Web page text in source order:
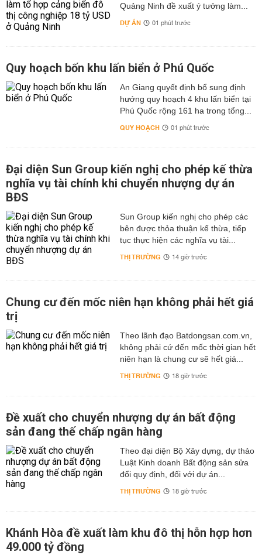
Quảng Ninh đề xuất ý tưởng làm...
DỰ ÁN 01 phút trước
Quy hoạch bốn khu lấn biển ở Phú Quốc
An Giang quyết định bổ sung định
hướng quy hoạch 4 khu lấn biển tại
Phú Quốc rộng 161 ha trong tổng...
QUY HOẠCH 01 phút trước
Đại diện Sun Group kiến nghị cho phép kế thừa
nghĩa vụ tài chính khi chuyển nhượng dự án
BĐS
Sun Group kiến nghị cho phép các
bên được thỏa thuận kế thừa, tiếp
tục thực hiện các nghĩa vụ tài...
THỊ TRƯỜNG 14 giờ trước
Chung cư đến mốc niên hạn không phải hết giá
trị
Theo lãnh đạo Batdongsan.com.vn,
không phải cứ đến mốc thời gian hết
niên hạn là chung cư sẽ hết giá...
THỊ TRƯỜNG 18 giờ trước
Đề xuất cho chuyển nhượng dự án bất động
sản đang thế chấp ngân hàng
Theo đại diện Bộ Xây dựng, dự thảo
Luật Kinh doanh Bất động sản sửa
đổi quy định, đối với dự án...
THỊ TRƯỜNG 18 giờ trước
Khánh Hòa đề xuất làm khu đô thị hỗn hợp hơn
49.000 tỷ đồng